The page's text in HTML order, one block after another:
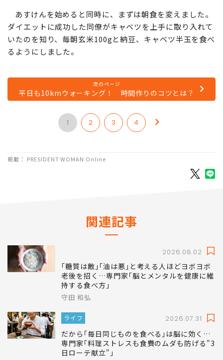
あすけんを始めると同時に、まずは朝食を変えました。
ダイエットに成功した同僚がキャベツを上手に取り入れて
いたのを知り、毎朝玄米100gと納豆、キャベツ半玉を食べ
るようにしました。
次のページ
平日も10kmウォーキング！ 時間作りのコツとは？
1 2 3 4
掲載： PRESIDENT WOMAN Online
関連記事
2026.08.02
｢糖質は敵｣｢油は悪｣と考える人ほどヨボヨボ
老後を招く…専門家｢脳とメンタルを健康に維
持する食べ方｣
守田 和弘
ライフ 2026.07.31
だから｢毎日同じものを食べる｣は脳に効く…
専門家｢料理ストレスも食費のムダも防げる"3
日ローテ献立"｣